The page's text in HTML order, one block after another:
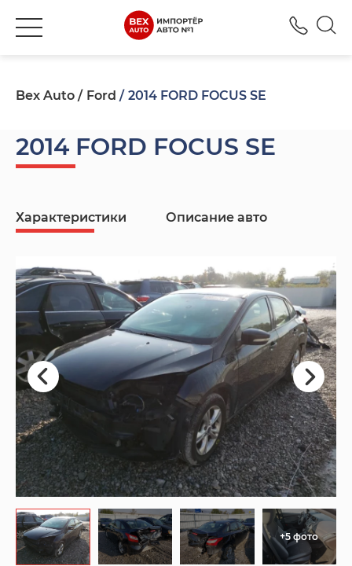
Bex Auto Ford 2014 FORD FOCUS SE
2014 FORD FOCUS SE
Характеристики Описание авто
+5 фото